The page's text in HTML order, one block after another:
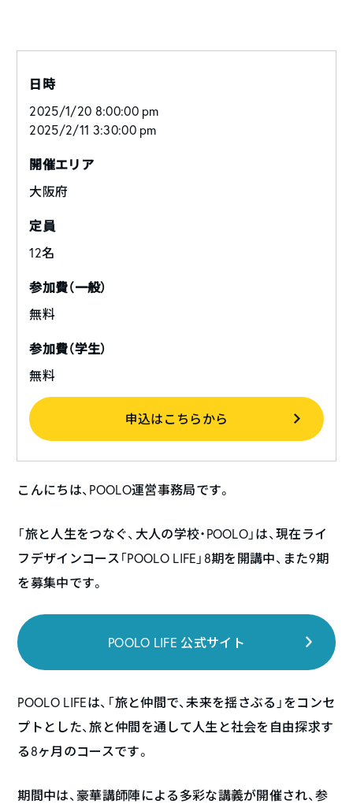
日時
2025/1/20 8:00:00 pm
2025/2/11 3:30:00 pm
開催エリア
大阪府
定員
12名
参加費（一般）
無料
参加費（学生）
無料
申込はこちらから
こんにちは、POOLO運営事務局です。
「旅と人生をつなぐ、大人の学校・POOLO」は、現在ライ
フデザインコース「POOLO LIFE」8期を開講中、また9期
を募集中です。
POOLO LIFE 公式サイト
POOLO LIFEは、「旅と仲間で、未来を揺さぶる」をコンセ
プトとした、旅と仲間を通して人生と社会を自由探求す
る8ヶ月のコースです。
期間中は、豪華講師陣による多彩な講義が開催され、参